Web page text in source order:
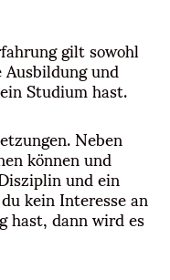
gilt sowohl
und
Studium hast.
Neben
können und
und ein
kein Interesse an
dann wird es